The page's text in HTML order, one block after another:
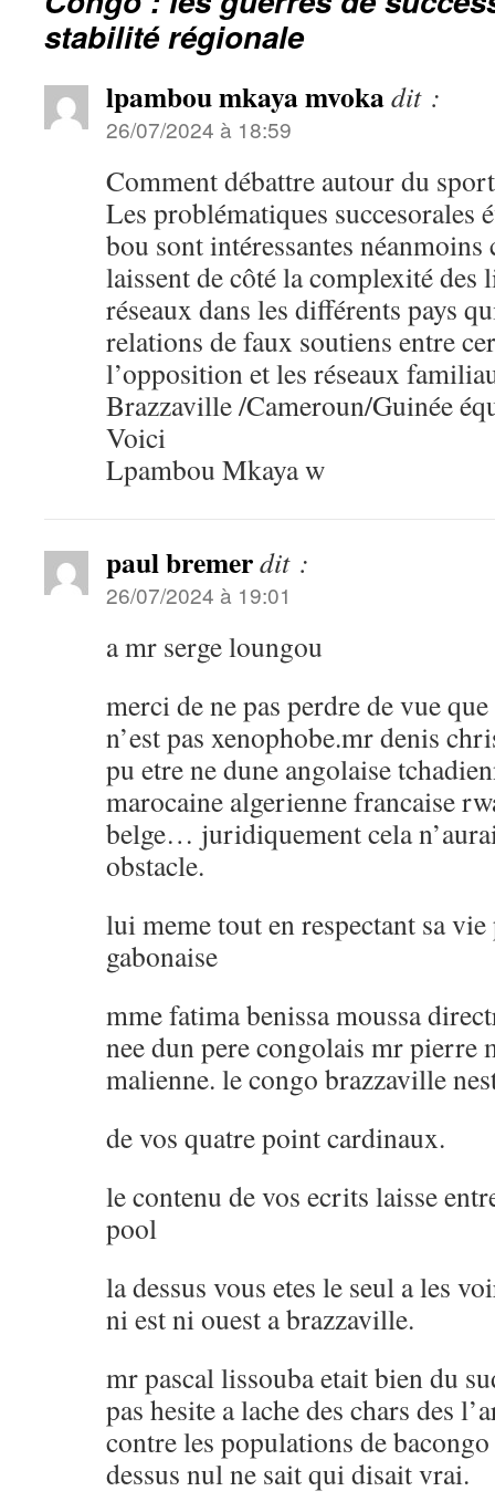
stabilité régionale
lpambou mkaya mvokadit :
26/07/2024 à 18:59
Comment débattre autour du
Les problématiques succesorales
bou sont intéressantes
laissent de côté la complexité des
réseaux dans les différents pays
relations de faux soutiens entre
l’opposition et les réseaux
Brazzaville /Cameroun/Guinée
Voici
Lpambou Mkaya w
paul bremerdit :
26/07/2024 à 19:01
a mr serge loungou
merci de ne pas perdre de vue
n’est pas xenophobe.mr denis
pu etre ne dune angolaise
marocaine algerienne francaise
belge… juridiquement cela
obstacle.
lui meme tout en respectant sa
gabonaise
mme fatima benissa moussa
nee dun pere congolais mr pierre
malienne. le congo brazzaville
de vos quatre point cardinaux.
le contenu de vos ecrits laisse
pool
la dessus vous etes le seul a les
ni est ni ouest a brazzaville.
mr pascal lissouba etait bien du
pas hesite a lache des chars des
contre les populations de
dessus nul ne sait qui disait vrai.